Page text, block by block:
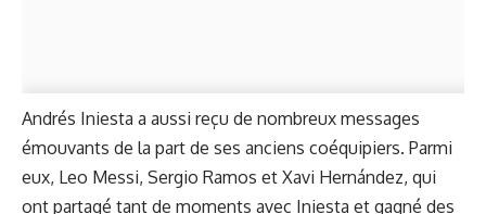
Andrés Iniesta a aussi reçu de nombreux messages
émouvants de la part de ses anciens coéquipiers. Parmi
eux, Leo Messi, Sergio Ramos et Xavi Hernández, qui
ont partagé tant de moments avec Iniesta et gagné des